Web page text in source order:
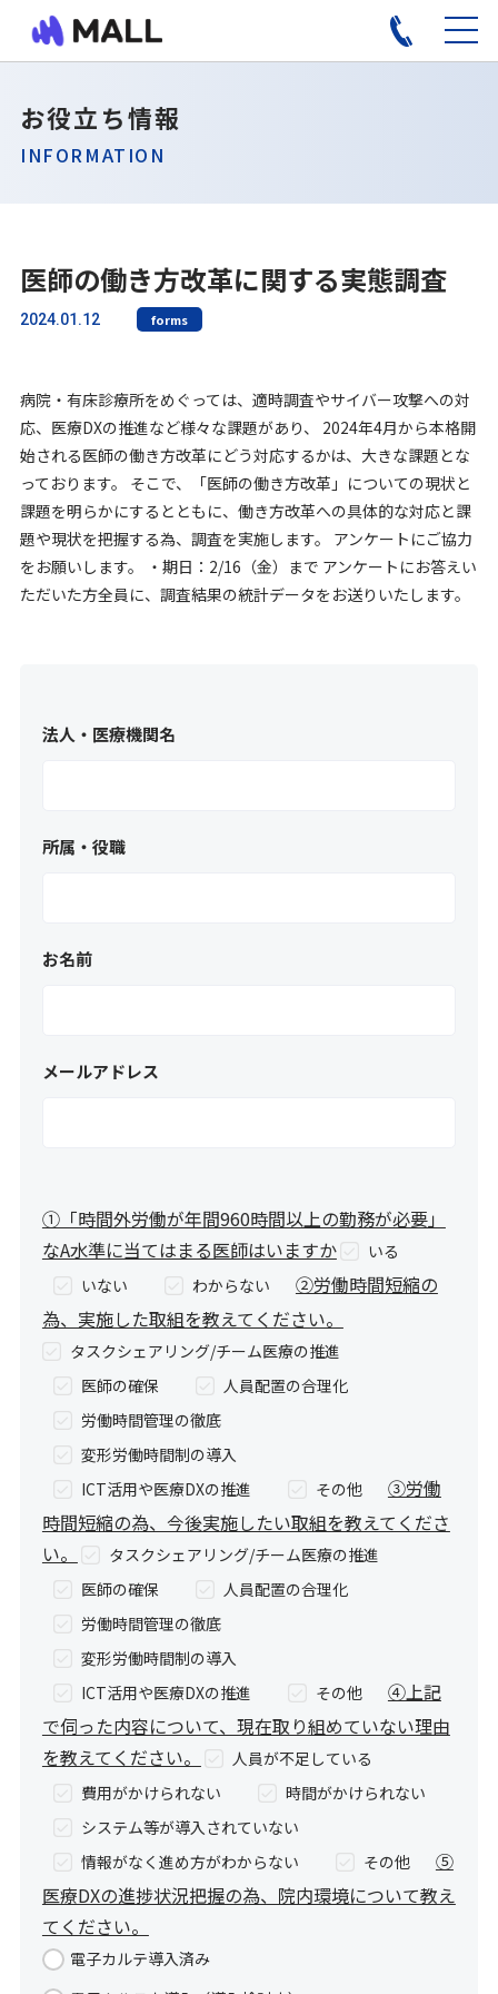
お役立ち情報
INFORMATION
医師の働き方改革に関する実態調査
2024.01.12 forms
病院・有床診療所をめぐっては、適時調査やサイバー攻撃への対
応、医療DXの推進など様々な課題があり、 2024年4月から本格開
始される医師の働き方改革にどう対応するかは、大きな課題とな
っております。 そこで、「医師の働き方改革」についての現状と
課題を明らかにするとともに、働き方改革への具体的な対応と課
題や現状を把握する為、調査を実施します。 アンケートにご協力
をお願いします。 ・期日：2/16（金）まで アンケートにお答えい
ただいた方全員に、調査結果の統計データをお送りいたします。
法人・医療機関名
所属・役職
お名前
メールアドレス
①「時間外労働が年間960時間以上の勤務が必要」
なA水準に当てはまる医師はいますか
いる
いない
わからない
②労働時間短縮の
為、実施した取組を教えてください。
タスクシェアリング/チーム医療の推進
医師の確保
人員配置の合理化
労働時間管理の徹底
変形労働時間制の導入
ICT活用や医療DXの推進
その他
③労働
時間短縮の為、今後実施したい取組を教えてくださ
い。
タスクシェアリング/チーム医療の推進
医師の確保
人員配置の合理化
労働時間管理の徹底
変形労働時間制の導入
ICT活用や医療DXの推進
その他
④上記
で伺った内容について、現在取り組めていない理由
を教えてください。
人員が不足している
費用がかけられない
時間がかけられない
システム等が導入されていない
情報がなく進め方がわからない
その他
⑤
医療DXの進捗状況把握の為、院内環境について教え
てください。
電子カルテ導入済み